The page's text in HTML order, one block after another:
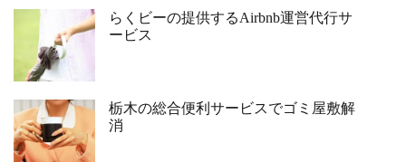
らくビーの提供するAirbnb運営代行サ
ービス
栃木の総合便利サービスでゴミ屋敷解
消